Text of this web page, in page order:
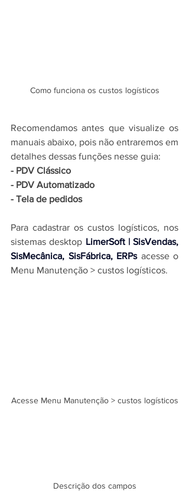
Como funciona os custos logísticos
Recomendamos antes que visualize os
manuais abaixo, pois não entraremos em
detalhes dessas funções nesse guia:
- PDV Clássico
- PDV Automatizado
- Tela de pedidos
sistemas desktop LimerSoft | SisVendas,
SisMecânica, SisFábrica, ERPs acesse o
Menu Manutenção > custos logísticos.
Acesse Menu Manutenção > custos logísticos
Descrição dos campos